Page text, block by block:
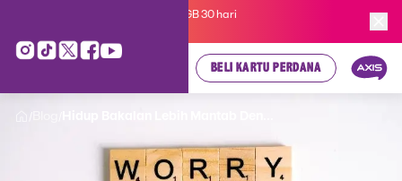
Kartu Perdana AXIS Suka-Suka 3GB 30 hari
BELI KARTU PERDANA